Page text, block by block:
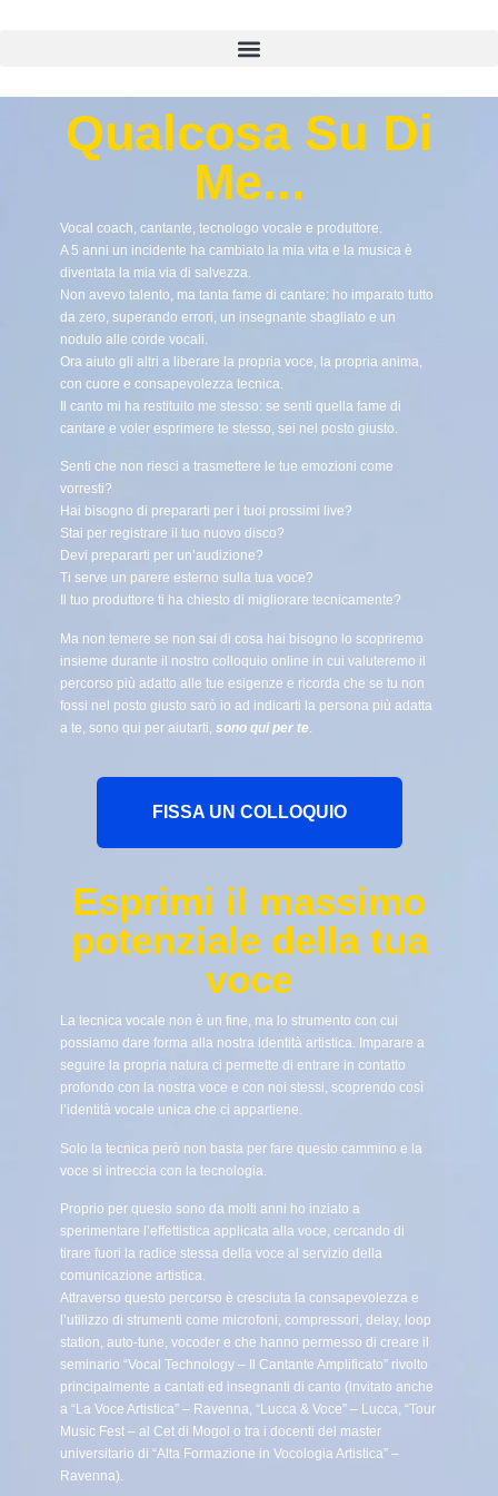
Qualcosa Su Di
Me...
Vocal coach, cantante, tecnologo vocale e produttore.
A 5 anni un incidente ha cambiato la mia vita e la musica è
diventata la mia via di salvezza.
Non avevo talento, ma tanta fame di cantare: ho imparato tutto
da zero, superando errori, un insegnante sbagliato e un
nodulo alle corde vocali.
Ora aiuto gli altri a liberare la propria voce, la propria anima,
con cuore e consapevolezza tecnica.
Il canto mi ha restituito me stesso: se senti quella fame di
cantare e voler esprimere te stesso, sei nel posto giusto.
Senti che non riesci a trasmettere le tue emozioni come
vorresti?
Hai bisogno di prepararti per i tuoi prossimi live?
Stai per registrare il tuo nuovo disco?
Devi prepararti per un’audizione?
Ti serve un parere esterno sulla tua voce?
Il tuo produttore ti ha chiesto di migliorare tecnicamente?
Ma non temere se non sai di cosa hai bisogno lo scopriremo
insieme durante il nostro colloquio online in cui valuteremo il
percorso più adatto alle tue esigenze e ricorda che se tu non
fossi nel posto giusto sarò io ad indicarti la persona più adatta
a te, sono qui per aiutarti, sono qui per te
FISSA UN COLLOQUIO
Esprimi il massimo
potenziale della tua
voce
La tecnica vocale non è un fine, ma lo strumento con cui
possiamo dare forma alla nostra identità artistica. Imparare a
seguire la propria natura ci permette di entrare in contatto
profondo con la nostra voce e con noi stessi, scoprendo così
l’identità vocale unica che ci appartiene.
Solo la tecnica però non basta per fare questo cammino e la
voce si intreccia con la tecnologia.
Proprio per questo sono da molti anni ho inziato a
sperimentare l’effettistica applicata alla voce, cercando di
tirare fuori la radice stessa della voce al servizio della
comunicazione artistica.
Attraverso questo percorso è cresciuta la consapevolezza e
l’utilizzo di strumenti come microfoni, compressori, delay, loop
station, auto-tune, vocoder e che hanno permesso di creare il
seminario “Vocal Technology – Il Cantante Amplificato” rivolto
principalmente a cantati ed insegnanti di canto (invitato anche
a “La Voce Artistica” – Ravenna, “Lucca & Voce” – Lucca, “Tour
Music Fest – al Cet di Mogol o tra i docenti del master
universitario di “Alta Formazione in Vocologia Artistica” –
Ravenna).